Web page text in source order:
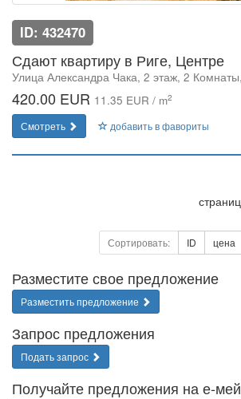
ID: 432470
Сдают квартиру в Риге, Центре
Улица Александра Чака, 2 этаж, 2
420.00 EUR 11.35 EUR / m2
Смотреть добавить в фавориты
Сортировать: ID цена
Разместите свое предложение
Разместить предложение
Запрос предложения
Подать запрос
Получайте предложения на е-